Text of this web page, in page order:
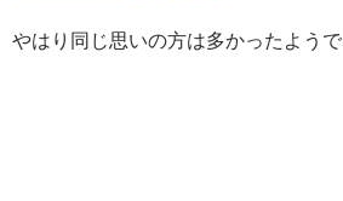
やはり同じ思いの方は多かったようで